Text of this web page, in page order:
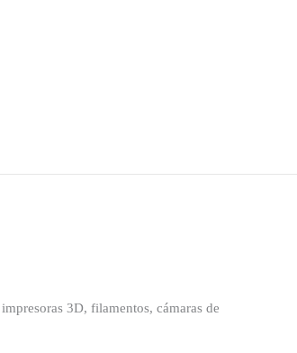
3D, filamentos, cámaras de